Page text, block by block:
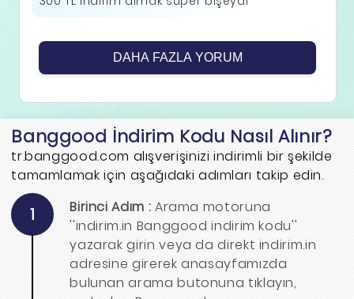
DAHA FAZLA YORUM
Banggood İndirim Kodu Nasıl Alınır?
tr.banggood.com alışverişinizi indirimli bir şekilde
tamamlamak için aşağıdaki adımları takip edin.
1 Birinci Adım : Arama motoruna
''indirim.in Banggood indirim kodu''
yazarak girin veya da direkt indirim.in
adresine girerek anasayfamızda
bulunan arama butonuna tıklayın,